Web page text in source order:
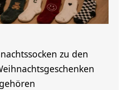
zu den
gehören